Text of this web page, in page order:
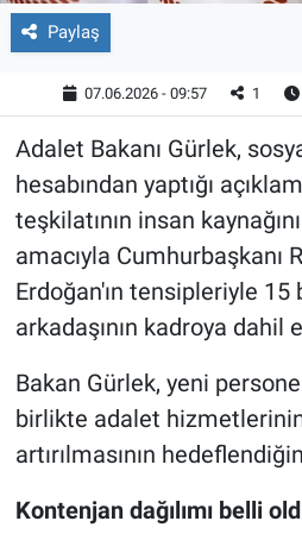
Paylaş
07.06.2026 - 09:57 1
Adalet Bakanı Gürlek,
hesabından yaptığı
teşkilatının insan
amacıyla Cumhurbaşkanı
Erdoğan'ın tensipleriyle 15
arkadaşının kadroya dahil
Bakan Gürlek, yeni
birlikte adalet
artırılmasının
Kontenjan dağılımı belli